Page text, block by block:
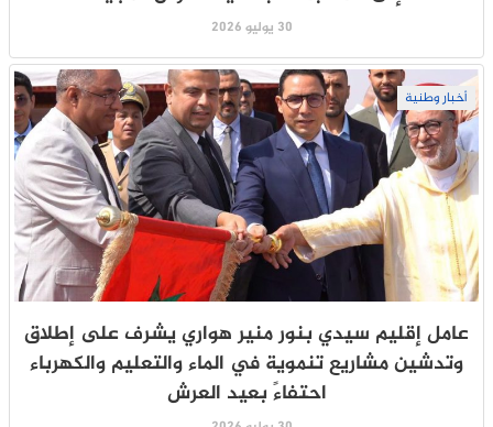
30 يوليو 2026
أخبار وطنية
عامل إقليم سيدي بنور منير هواري يشرف على إطلاق
وتدشين مشاريع تنموية في الماء والتعليم والكهرباء
احتفاءً بعيد العرش